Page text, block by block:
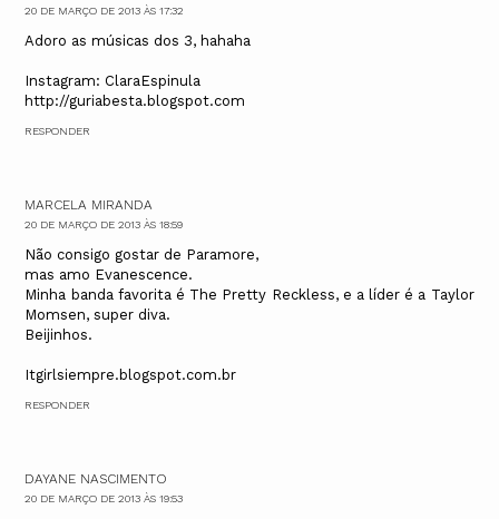
20 DE MARÇO DE 2013 ÀS 17:32
Adoro as músicas dos 3, hahaha
Instagram: ClaraEspinula
http://guriabesta.blogspot.com
RESPONDER
MARCELA MIRANDA
20 DE MARÇO DE 2013 ÀS 18:59
Não consigo gostar de Paramore,
mas amo Evanescence.
Minha banda favorita é The Pretty Reckless, e a líder é a Taylor
Momsen, super diva.
Beijinhos.
Itgirlsiempre.blogspot.com.br
RESPONDER
DAYANE NASCIMENTO
20 DE MARÇO DE 2013 ÀS 19:53